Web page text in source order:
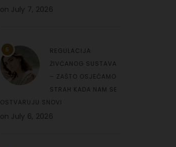
on July 7, 2026
5
REGULACIJA
ŽIVČANOG SUSTAVA
– ZAŠTO OSJEĆAMO
STRAH KADA NAM SE
OSTVARUJU SNOVI
on July 6, 2026